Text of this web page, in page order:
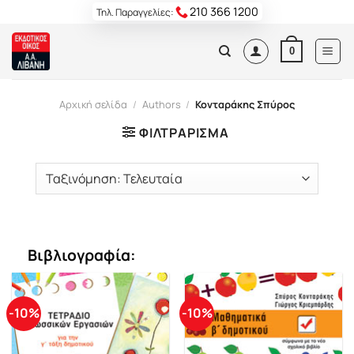
content
Τηλ. Παραγγελίες: 210 366 1200
0
Αρχική σελίδα / Authors / Κονταράκης Σπύρος
ΦΙΛΤΡΆΡΙΣΜΑ
Βιβλιογραφία:
-10% -10%